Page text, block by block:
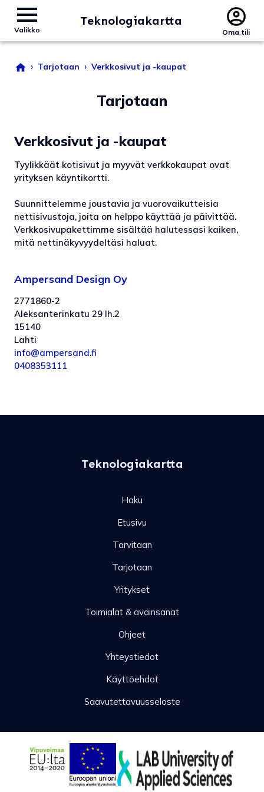
Valikko
Teknologiakartta
Oma tili
› Tarjotaan › Verkkosivut ja -kaupat
Tarjotaan
Verkkosivut ja -kaupat
Tyylikkäät kotisivut ja myyvät verkkokaupat ovat
yrityksen käyntikortti.
Suunnittelemme joustavia ja vuorovaikutteisia
nettisivustoja, joita on helppo käyttää ja päivittää.
Verkkosivupakettimme sisältää halutessasi kaiken,
mitä nettinäkyvyydeltäsi haluat.
Ampersand Design Oy
2771860-2
Aleksanterinkatu 29 lh.2
15140
Lahti
info@ampersand.fi
0408353111
Teknologiakartta
Haku
Etusivu
Tarvitaan
Tarjotaan
Yritykset
Toimialat & avainsanat
Ohjeet
Yhteystiedot
Käyttöehdot
Saavutettavuusseloste